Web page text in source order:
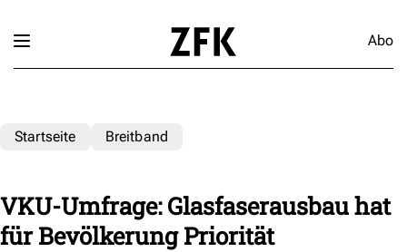
Abo
Startseite Breitband
VKU-Umfrage: Glasfaserausbau hat
für Bevölkerung Priorität